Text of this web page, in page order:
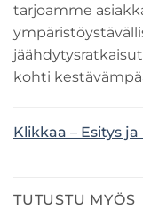
tarjoamme
kohti
Klikkaa – Esitys
TUTUSTU MYÖS